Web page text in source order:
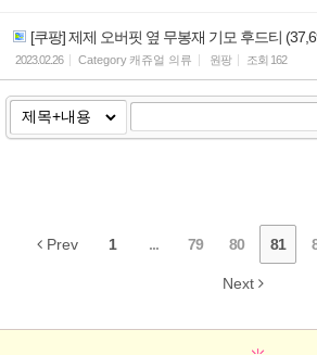
[쿠팡] 제제 오버핏 옆 무봉재 기모 후드티
2023.02.26 Category 캐쥬얼 의류 원팡 조회 162
Prev 1 ... 79 80 81
Next